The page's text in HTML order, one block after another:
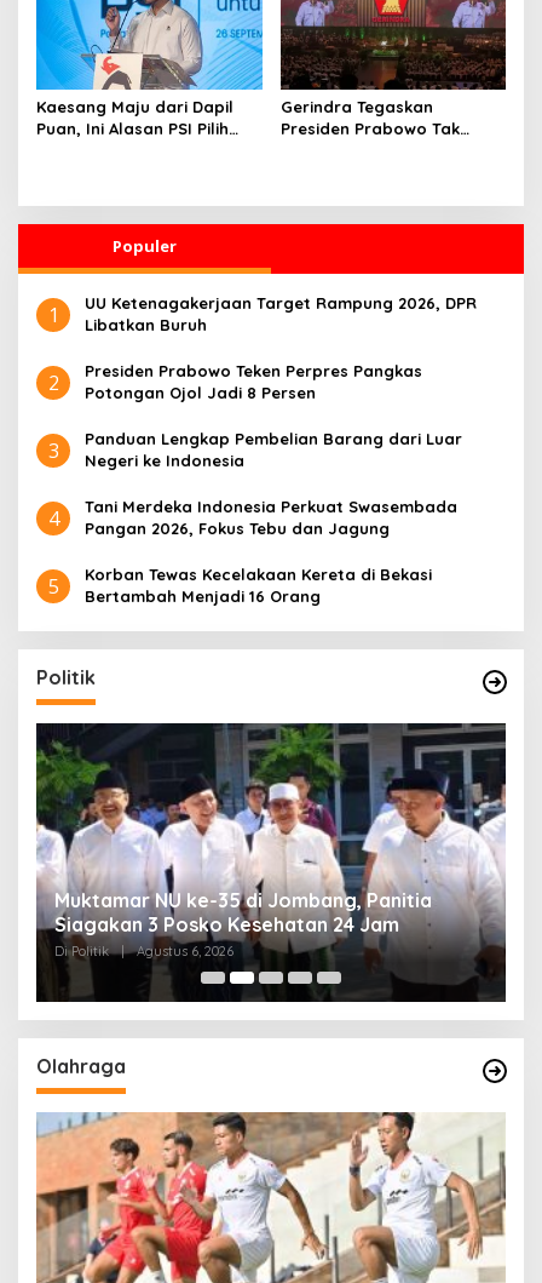
Kaesang Maju dari Dapil
Puan, Ini Alasan PSI Pilih
Gerindra Tegaskan
Presiden Prabowo Tak
Populer
1
UU Ketenagakerjaan Target Rampung 2026, DPR
Libatkan Buruh
2
Presiden Prabowo Teken Perpres Pangkas
Potongan Ojol Jadi 8 Persen
3
Panduan Lengkap Pembelian Barang dari Luar
Negeri ke Indonesia
4
Tani Merdeka Indonesia Perkuat Swasembada
Pangan 2026, Fokus Tebu dan Jagung
5
Korban Tewas Kecelakaan Kereta di Bekasi
Bertambah Menjadi 16 Orang
Politik
Muktamar NU ke-35 di Jombang, Panitia
Siagakan 3 Posko Kesehatan 24 Jam
Di Politik | Agustus 6, 2026
Olahraga